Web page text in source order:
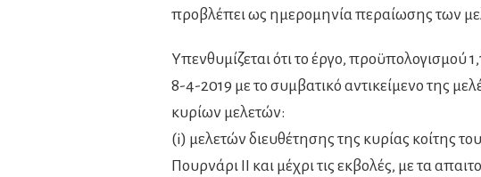
προβλέπει ως ημερομηνία περαίωσης των
Υπενθυμίζεται ότι το έργο, προϋπολογισμού
8-4-2019 με το συμβατικό αντικείμενο της
κυρίων μελετών:
(i) μελετών διευθέτησης της κυρίας κοίτης
Πουρνάρι ΙΙ και μέχρι τις εκβολές, με τα